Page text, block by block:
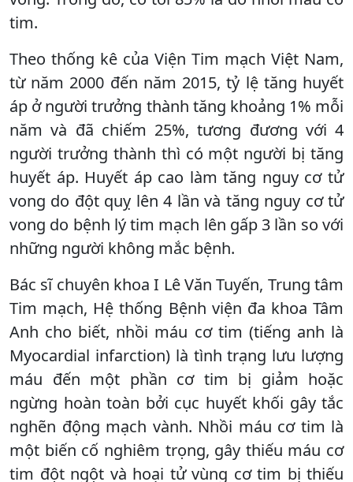
tim.
Theo thống kê của Viện Tim mạch Việt Nam,
từ năm 2000 đến năm 2015, tỷ lệ tăng huyết
áp ở người trưởng thành tăng khoảng 1% mỗi
năm và đã chiếm 25%, tương đương với 4
người trưởng thành thì có một người bị tăng
huyết áp. Huyết áp cao làm tăng nguy cơ tử
vong do đột quỵ lên 4 lần và tăng nguy cơ tử
vong do bệnh lý tim mạch lên gấp 3 lần so với
những người không mắc bệnh.
Bác sĩ chuyên khoa I Lê Văn Tuyến, Trung tâm
Tim mạch, Hệ thống Bệnh viện đa khoa Tâm
Anh cho biết, nhồi máu cơ tim (tiếng anh là
Myocardial infarction) là tình trạng lưu lượng
máu đến một phần cơ tim bị giảm hoặc
ngừng hoàn toàn bởi cục huyết khối gây tắc
nghẽn động mạch vành. Nhồi máu cơ tim là
một biến cố nghiêm trọng, gây thiếu máu cơ
tim đột ngột và hoại tử vùng cơ tim bị thiếu